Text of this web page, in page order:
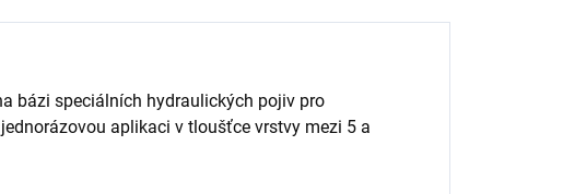
bázi speciálních hydraulických pojiv pro
aplikaci v tloušťce vrstvy mezi 5 a